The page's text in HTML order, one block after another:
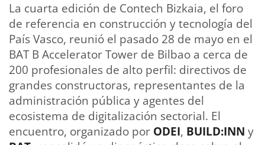
La cuarta edición de Contech Bizkaia, el foro
de referencia en construcción y tecnología del
País Vasco, reunió el pasado 28 de mayo en el
BAT B Accelerator Tower de Bilbao a cerca de
200 profesionales de alto perfil: directivos de
grandes constructoras, representantes de la
administración pública y agentes del
ecosistema de digitalización sectorial. El
encuentro, organizado por ODEI, BUILD:INN y